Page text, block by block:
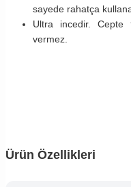
sayede rahatça
Ultra incedir. Cepte
vermez.
Ürün Özellikleri